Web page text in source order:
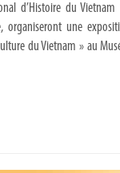
d’Histoire du
organiseront une
du Vietnam » au